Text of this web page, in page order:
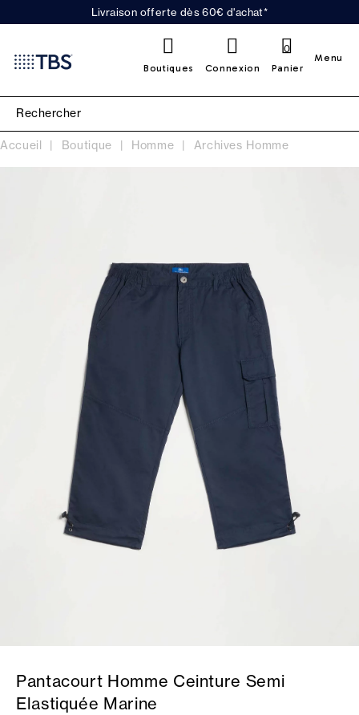
Livraison offerte dès 60€ d'achat*
Boutiques Connexion Panier
0
Menu
Accueil Boutique Homme Archives Homme
Pantacourt Homme Ceinture Semi
Elastiquée Marine